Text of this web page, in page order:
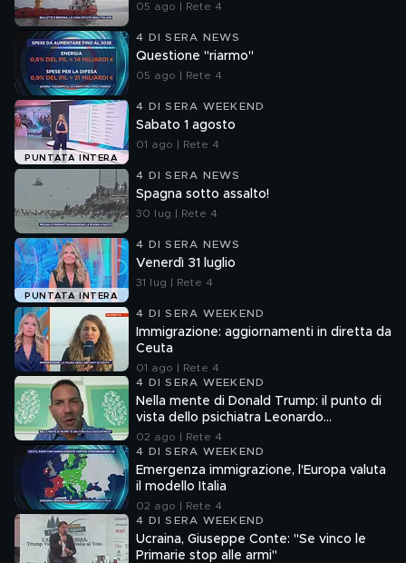
05 ago | Rete 4
4 DI SERA NEWS
Questione "riarmo"
05 ago | Rete 4
PUNTATA INTERA
4 DI SERA WEEKEND
Sabato 1 agosto
01 ago | Rete 4
4 DI SERA NEWS
Spagna sotto assalto!
30 lug | Rete 4
PUNTATA INTERA
4 DI SERA NEWS
Venerdì 31 luglio
31 lug | Rete 4
4 DI SERA WEEKEND
Immigrazione: aggiornamenti in diretta da
Ceuta
01 ago | Rete 4
4 DI SERA WEEKEND
Nella mente di Donald Trump: il punto di
vista dello psichiatra Leonardo
Mendolicchio
02 ago | Rete 4
4 DI SERA WEEKEND
Emergenza immigrazione, l'Europa valuta
il modello Italia
02 ago | Rete 4
4 DI SERA WEEKEND
Ucraina, Giuseppe Conte: "Se vinco le
Primarie stop alle armi"